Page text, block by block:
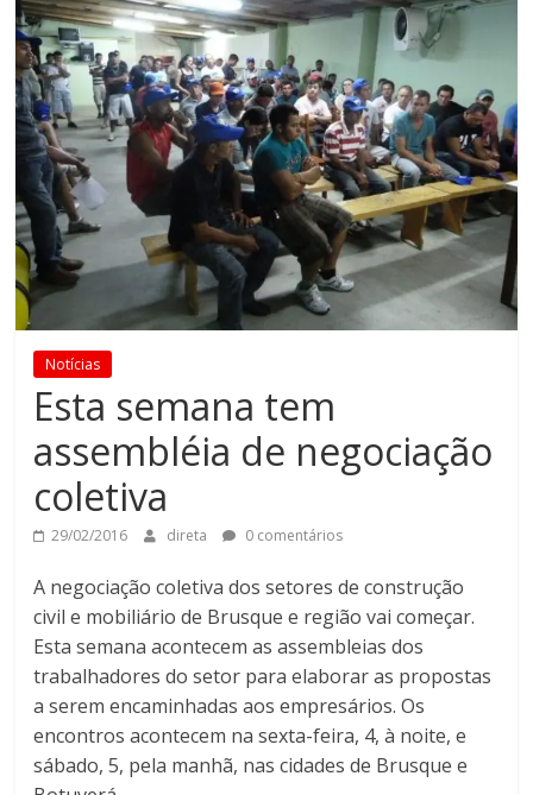
Notícias
Esta semana tem
assembléia de negociação
coletiva
29/02/2016 direta 0 comentários
A negociação coletiva dos setores de construção
civil e mobiliário de Brusque e região vai começar.
Esta semana acontecem as assembleias dos
trabalhadores do setor para elaborar as propostas
a serem encaminhadas aos empresários. Os
encontros acontecem na sexta-feira, 4, à noite, e
sábado, 5, pela manhã, nas cidades de Brusque e